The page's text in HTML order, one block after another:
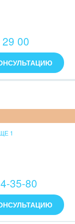
на внедрении
на
на интеграции с
00
1
Являемся
к
35-80